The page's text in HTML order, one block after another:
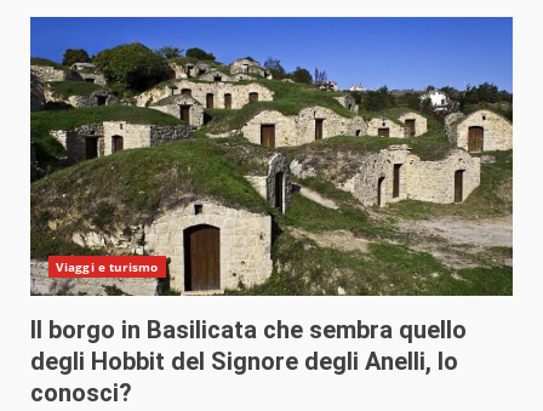
Viaggi e turismo
Il borgo in Basilicata che sembra quello
degli Hobbit del Signore degli Anelli, lo
conosci?